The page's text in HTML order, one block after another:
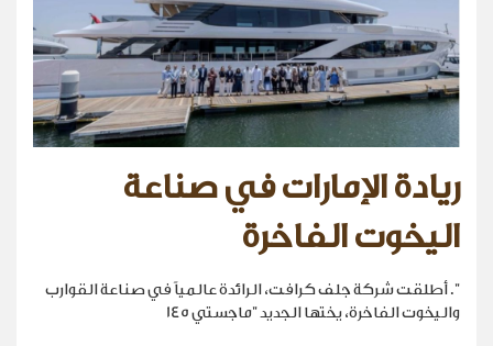
ريادة الإمارات في صناعة
اليخوت الفاخرة
". أطلقت شركة جلف كرافت، الرائدة عالمياً في صناعة القوارب
واليخوت الفاخرة، يختها الجديد "ماجستي 145